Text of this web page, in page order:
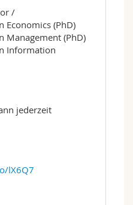
/
Economics (PhD)
Management (PhD)
Information
jederzeit
lX6Q7